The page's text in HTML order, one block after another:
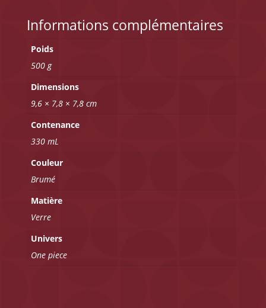
Informations complémentaires
Poids
500 g
Dimensions
9,6 × 7,8 × 7,8 cm
Contenance
330 mL
Couleur
Brumé
Matière
Verre
Univers
One piece